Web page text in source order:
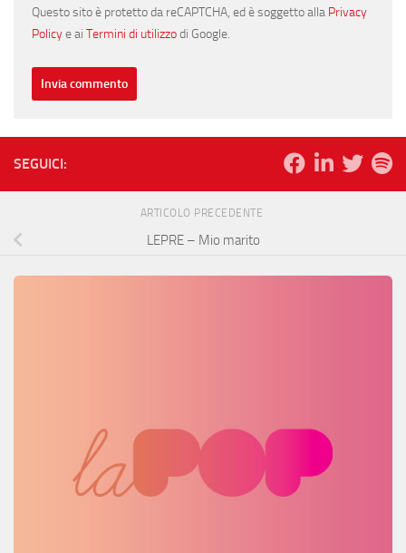
Questo sito è protetto da reCAPTCHA, ed è soggetto alla Privacy
Policye ai Termini di utilizzodi Google.
SEGUICI:
ARTICOLO PRECEDENTE
LEPRE – Mio marito